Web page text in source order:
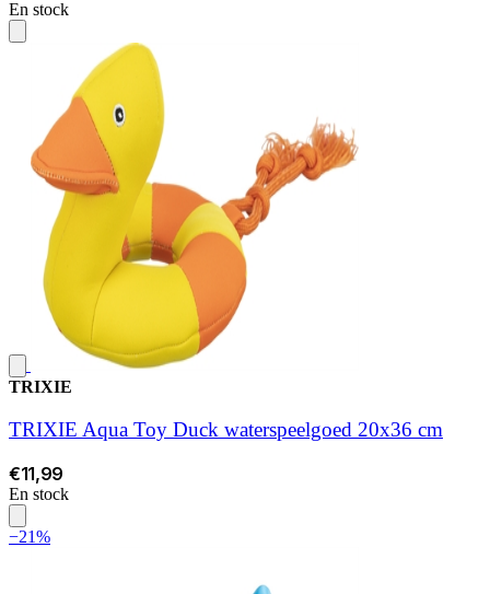
En stock
TRIXIE
TRIXIE Aqua Toy Duck waterspeelgoed 20x36 cm
€11,99
En stock
−21%